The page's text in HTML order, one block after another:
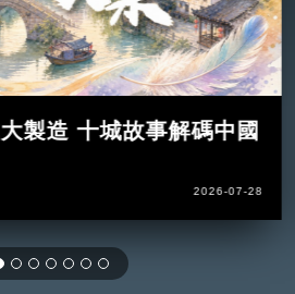
製造 十城故事解碼中國
2026-07-28